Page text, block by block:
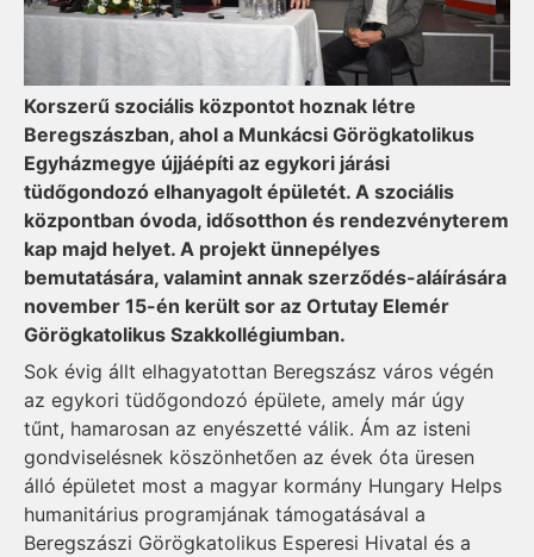
Korszerű szociális központot hoznak létre
Beregszászban, ahol a Munkácsi Görögkatolikus
Egyházmegye újjáépíti az egykori járási
tüdőgondozó elhanyagolt épületét. A szociális
központban óvoda, idősotthon és rendezvényterem
kap majd helyet. A projekt ünnepélyes
bemutatására, valamint annak szerződés-aláírására
november 15-én került sor az Ortutay Elemér
Görögkatolikus Szakkollégiumban.
Sok évig állt elhagyatottan Beregszász város végén
az egykori tüdőgondozó épülete, amely már úgy
tűnt, hamarosan az enyészetté válik. Ám az isteni
gondviselésnek köszönhetően az évek óta üresen
álló épületet most a magyar kormány Hungary Helps
humanitárius programjának támogatásával a
Beregszászi Görögkatolikus Esperesi Hivatal és a